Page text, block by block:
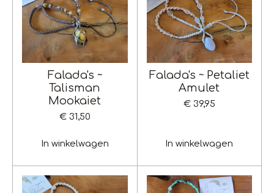
Falada's ~
Talisman
Mookaiet
€ 31,50
In winkelwagen
Falada's ~ Petaliet
Amulet
€ 39,95
In winkelwagen